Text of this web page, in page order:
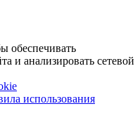
обеспечивать
и анализировать сетевой
использования